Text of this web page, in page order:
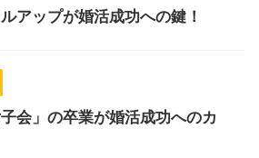
アップが婚活成功への鍵！
子会」の卒業が婚活成功へのカ